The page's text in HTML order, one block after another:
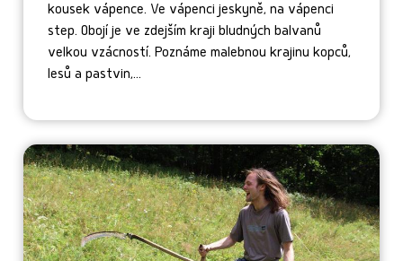
kousek vápence. Ve vápenci jeskyně, na vápenci
step. Obojí je ve zdejším kraji bludných balvanů
velkou vzácností. Poznáme malebnou krajinu kopců,
lesů a pastvin,...